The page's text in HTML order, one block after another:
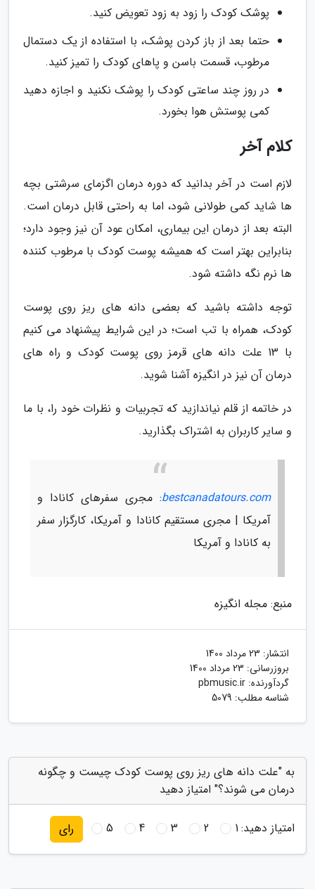
پوشک کودک را زود به زود تعویض کنید.
حتما بعد از باز کردن پوشک، با استفاده از یک دستمال
مرطوب، قسمت باسن و پاهای کودک را تمیز کنید.
در روز چند ساعتی کودک را پوشک نکنید و اجازه دهید
کمی پوستش هوا بخورد.
کلام آخر
لازم است در آخر بدانید که دوره درمان اگزمای سرشتی بچه
ها شاید کمی طولانی شود، اما به راحتی قابل درمان است.
البته بعد از درمان این بیماری، امکان عود آن نیز وجود دارد؛
بنابراین بهتر است که همیشه پوست کودک با مرطوب کننده
ها نرم نگه داشته شود.
توجه داشته باشید که بعضی دانه های ریز روی پوست
کودک، همراه با تب است؛ در این شرایط پیشنهاد می کنیم
با 13 علت دانه های قرمز روی پوست کودک و راه های
درمان آن نیز در انگیزه آشنا شوید.
در خاتمه از قلم نیاندازید که تجربیات و نظرات خود را، با ما
و سایر کاربران به اشتراک بگذارید.
bestcanadatours.com: مجری سفرهای کانادا و
آمریکا | مجری مستقیم کانادا و آمریکا، کارگزار سفر
به کانادا و آمریکا
منبع: مجله انگیزه
انتشار: 23 مرداد 1400
بروزرسانی: 23 مرداد 1400
گردآورنده: pbmusic.ir
شناسه مطلب: 5079
به "علت دانه های ریز روی پوست کودک چیست و چگونه
درمان می شوند؟" امتیاز دهید
امتیاز دهید:1
2
3
4
5 رای